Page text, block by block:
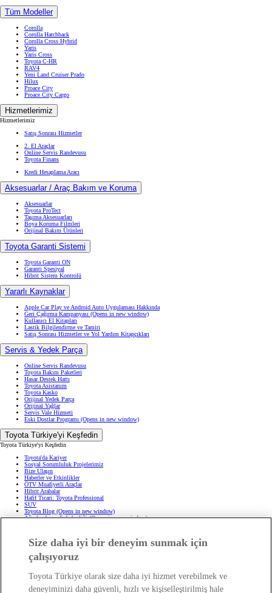
Tüm Modeller
Corolla
Corolla Hatchback
Corolla Cross Hybrid
Yaris
Yaris Cross
Toyota C-HR
RAV4
Yeni Land Cruiser Prado
Hilux
Proace City
Proace City Cargo
Hizmetlerimiz
Hizmetlerimiz
Satış Sonrası Hizmetler
2. El Araçlar
Online Servis Randevusu
Toyota Finans
Kredi Hesaplama Aracı
Aksesuarlar / Araç Bakım ve Koruma
Aksesuarlar
Toyota ProTect
Taşıma Aksesuarları
Boya Koruma Filmleri
Orijinal Bakım Ürünleri
Toyota Garanti Sistemi
Toyota Garanti ON
Garanti Spesiyal
Hibrit Sistem Kontrolü
Yararlı Kaynaklar
Apple Car Play ve Android Auto Uygulaması Hakkında
Geri Çağırma Kampanyası (Opens in new window)
Kullanıcı El Kitapları
Lastik Bilgilendirme ve Tamiri
Satış Sonrası Hizmetler ve Yol Yardım Kitapçıkları
Servis & Yedek Parça
Online Servis Randevusu
Toyota Bakım Paketleri
Hasar Destek Hattı
Toyota Asistanım
Toyota Kasko
Orijinal Yedek Parça
Orijinal Yağlar
Servis Vale Hizmeti
Eski Dostlar Programı (Opens in new window)
Toyota Türkiye'yi Keşfedin
Toyota Türkiye'yi Keşfedin
Toyota'da Kariyer
Sosyal Sorumluluk Projelerimiz
Bize Ulaşın
Haberler ve Etkinlikler
ÖTV Muafiyetli Araçlar
Hibrit Arabalar
Hafif Ticari: Toyota Professional
SUV
Toyota Blog (Opens in new window)
Ağaçlandırma Seferberliği(Opens in new window)
Yasal Bilgilendirme
Yasal Uyarı ve Bilgilendirme
Çerez Politikası
Kişisel Veri Paylaşımı ve İletişim İzni
Bilgi Toplumu Hizmetleri
(Opens in new window)
TAKATA Hava Yastığı Geri Çağırma
Size daha iyi bir deneyim sunmak için
çalışıyoruz
Toyota Türkiye olarak size daha iyi hizmet verebilmek ve
deneyiminizi daha güvenli, hızlı ve kişiselleştirilmiş hale